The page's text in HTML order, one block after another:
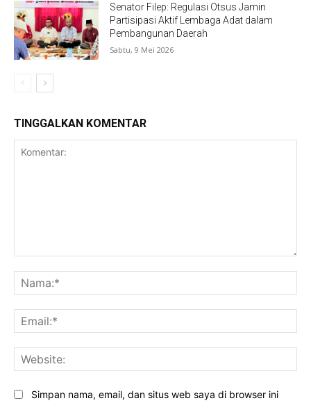
Senator Filep: Regulasi Otsus Jamin
Partisipasi Aktif Lembaga Adat dalam
Pembangunan Daerah
Sabtu, 9 Mei 2026
TINGGALKAN KOMENTAR
Simpan nama, email, dan situs web saya di browser ini